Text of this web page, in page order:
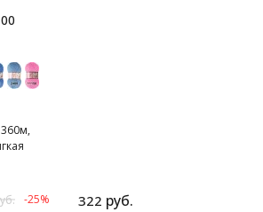
-25% 322 руб.